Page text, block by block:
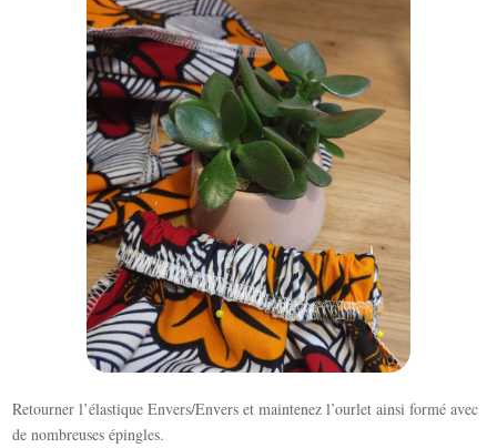
Retourner l’élastique Envers/Envers et maintenez l’ourlet ainsi formé avec
de nombreuses épingles.